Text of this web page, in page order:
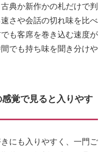
典か新作かの札だけで判
さや会話の切れ味を比べ
も客席を巻き込む速度が
でも持ち味を聞き分けや
覚で見ると入りやす
にも入りやすく、一門ご